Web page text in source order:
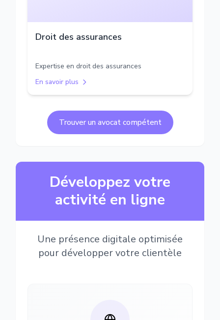
Droit des assurances
Expertise en droit des assurances
En savoir plus
Trouver un avocat compétent
Développez votre
activité en ligne
Une présence digitale optimisée
pour développer votre clientèle